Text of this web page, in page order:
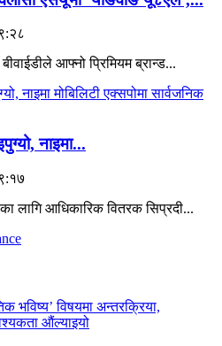
आफ्नो प्रिमियम ब्रान्ड...
नाइमा...
लागि आधिकारिक वितरक सिप्रदी...